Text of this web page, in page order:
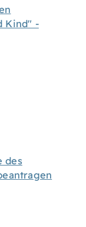
Kind" -
des